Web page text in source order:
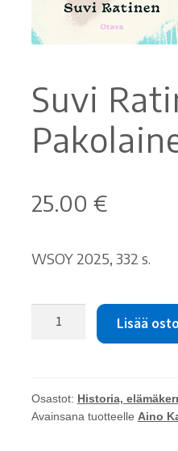
Ostoskori
Saavutettavuusseloste
Suvi
25.00 €
WSOY 2025, 332 s.
Lisää
Osastot: Historia,
Avainsana tuotteelle Aino